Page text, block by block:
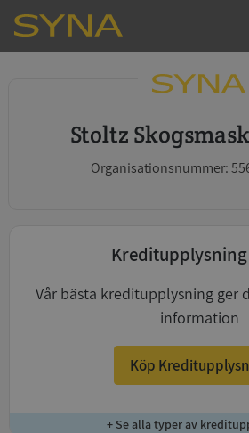
Stoltz
Organisationsnummer:
Kreditupplysning
Vår bästa kreditupplysning ger
information
Köp
+ Se alla typer av